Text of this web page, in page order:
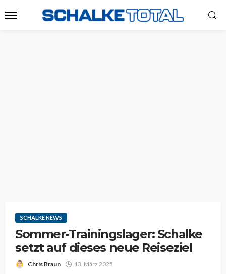
SCHALKE NEWS
Sommer-Trainingslager: Schalke
setzt auf dieses neue Reiseziel
Chris Braun 13. März 2025